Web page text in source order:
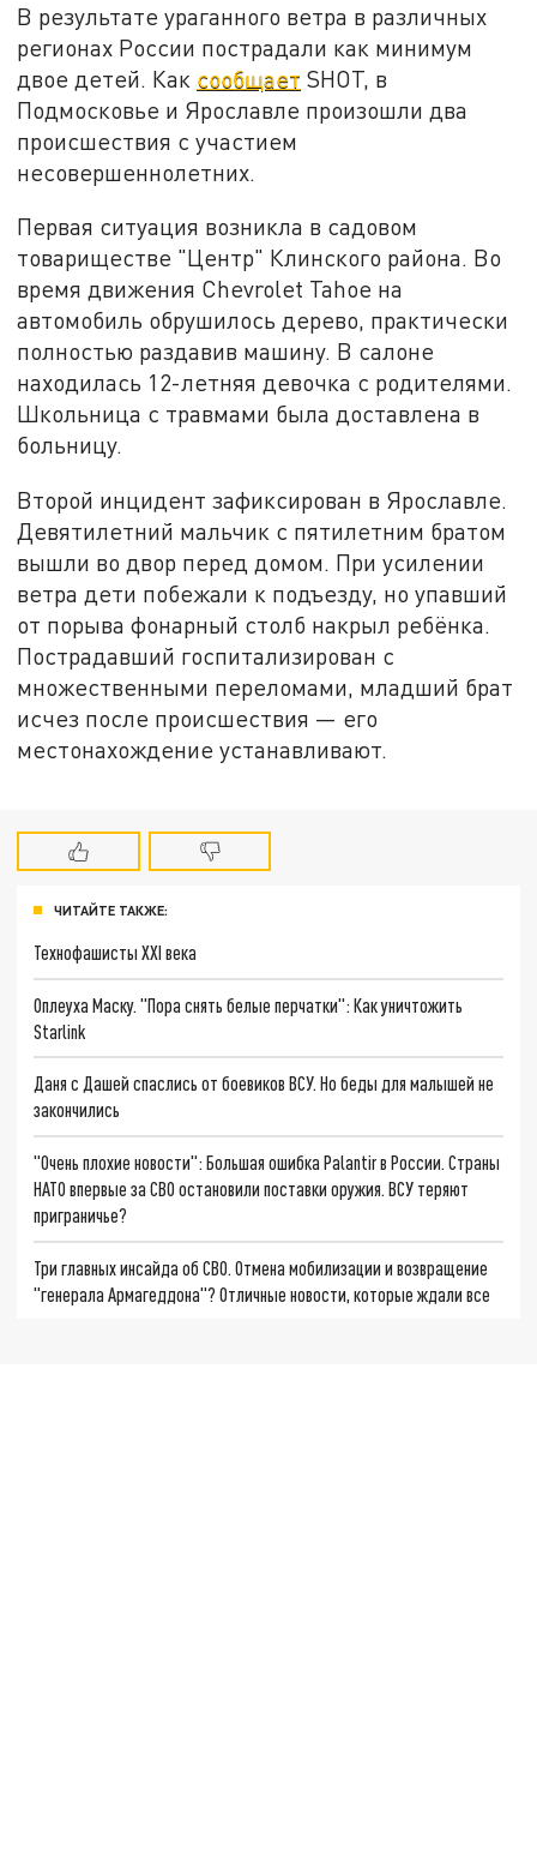
В результате ураганного ветра в различных
регионах России пострадали как минимум
двое детей. Как сообщает SHOT, в
Подмосковье и Ярославле произошли два
происшествия с участием
несовершеннолетних.
Первая ситуация возникла в садовом
товариществе "Центр" Клинского района. Во
время движения Chevrolet Tahoe на
автомобиль обрушилось дерево, практически
полностью раздавив машину. В салоне
находилась 12-летняя девочка с родителями.
Школьница с травмами была доставлена в
больницу.
Второй инцидент зафиксирован в Ярославле.
Девятилетний мальчик с пятилетним братом
вышли во двор перед домом. При усилении
ветра дети побежали к подъезду, но упавший
от порыва фонарный столб накрыл ребёнка.
Пострадавший госпитализирован с
множественными переломами, младший брат
исчез после происшествия — его
местонахождение устанавливают.
ЧИТАЙТЕ ТАКЖЕ:
Технофашисты XXI века
Оплеуха Маску. "Пора снять белые перчатки": Как уничтожить
Starlink
Даня с Дашей спаслись от боевиков ВСУ. Но беды для малышей не
закончились
"Очень плохие новости": Большая ошибка Palantir в России. Страны
НАТО впервые за СВО остановили поставки оружия. ВСУ теряют
приграничье?
Три главных инсайда об СВО. Отмена мобилизации и возвращение
"генерала Армагеддона"? Отличные новости, которые ждали все